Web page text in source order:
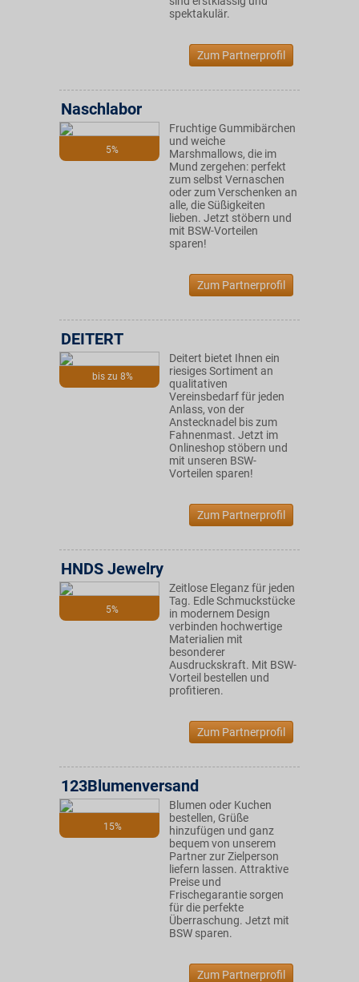
spektakulär.
Zum Partnerprofil
5%
Naschlabor
Fruchtige Gummibärchen
und weiche
Marshmallows, die im
Mund zergehen: perfekt
zum selbst Vernaschen
oder zum Verschenken an
alle, die Süßigkeiten
lieben. Jetzt stöbern und
mit BSW-Vorteilen
sparen!
Zum Partnerprofil
bis zu 8%
DEITERT
Deitert bietet Ihnen ein
riesiges Sortiment an
qualitativen
Vereinsbedarf für jeden
Anlass, von der
Anstecknadel bis zum
Fahnenmast. Jetzt im
Onlineshop stöbern und
mit unseren BSW-
Vorteilen sparen!
Zum Partnerprofil
5%
HNDS Jewelry
Zeitlose Eleganz für jeden
Tag. Edle Schmuckstücke
in modernem Design
verbinden hochwertige
Materialien mit
besonderer
Ausdruckskraft. Mit BSW-
Vorteil bestellen und
profitieren.
Zum Partnerprofil
15%
123Blumenversand
Blumen oder Kuchen
bestellen, Grüße
hinzufügen und ganz
bequem von unserem
Partner zur Zielperson
liefern lassen. Attraktive
Preise und
Frischegarantie sorgen
für die perfekte
Überraschung. Jetzt mit
BSW sparen.
Zum Partnerprofil